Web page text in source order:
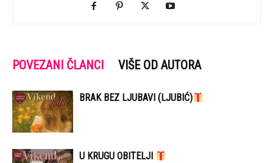
POVEZANI ČLANCI VIŠE OD AUTORA
BRAK BEZ LJUBAVI (LJUBIĆ)
U KRUGU OBITELJI